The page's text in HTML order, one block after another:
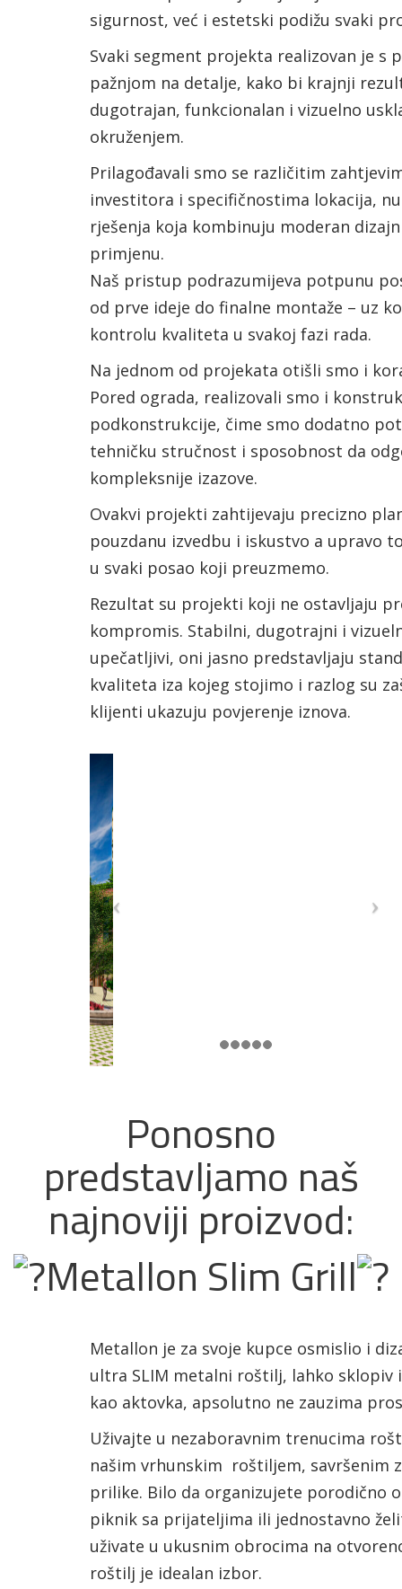
sigurnost, već i estetski podižu svaki
Svaki segment projekta realizovan je s
pažnjom na detalje, kako bi krajnji
dugotrajan, funkcionalan i vizuelno
okruženjem.
Prilagođavali smo se različitim
investitora i specifičnostima lokacija,
rješenja koja kombinuju moderan
primjenu.
Naš pristup podrazumijeva potpunu
od prve ideje do finalne montaže – uz
kontrolu kvaliteta u svakoj fazi rada.
Na jednom od projekata otišli smo i
Pored ograda, realizovali smo i
podkonstrukcije, čime smo dodatno
tehničku stručnost i sposobnost da
kompleksnije izazove.
Ovakvi projekti zahtijevaju precizno
pouzdanu izvedbu i iskustvo a upravo
u svaki posao koji preuzmemo.
Rezultat su projekti koji ne ostavljaju
kompromis. Stabilni, dugotrajni i
upečatljivi, oni jasno predstavljaju
kvaliteta iza kojeg stojimo i razlog su
klijenti ukazuju povjerenje iznova.
Ponosno
predstavljamo naš
najnoviji proizvod:
Metallon Slim Grill
Metallon je za svoje kupce osmislio i
ultra SLIM metalni roštilj, lahko sklopiv
kao aktovka, apsolutno ne zauzima
Uživajte u nezaboravnim trenucima
našim vrhunskim roštiljem, savršenim
prilike. Bilo da organizujete porodično
piknik sa prijateljima ili jednostavno
uživate u ukusnim obrocima na
roštilj je idealan izbor.